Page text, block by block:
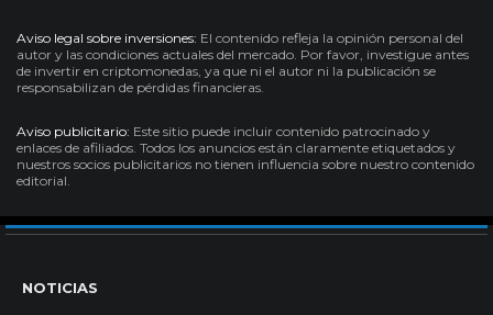
Aviso legal sobre inversiones: El contenido refleja la opinión personal del
autor y las condiciones actuales del mercado. Por favor, investigue antes
de invertir en criptomonedas, ya que ni el autor ni la publicación se
responsabilizan de pérdidas financieras.
Aviso publicitario: Este sitio puede incluir contenido patrocinado y
enlaces de afiliados. Todos los anuncios están claramente etiquetados y
nuestros socios publicitarios no tienen influencia sobre nuestro contenido
editorial.
NOTICIAS